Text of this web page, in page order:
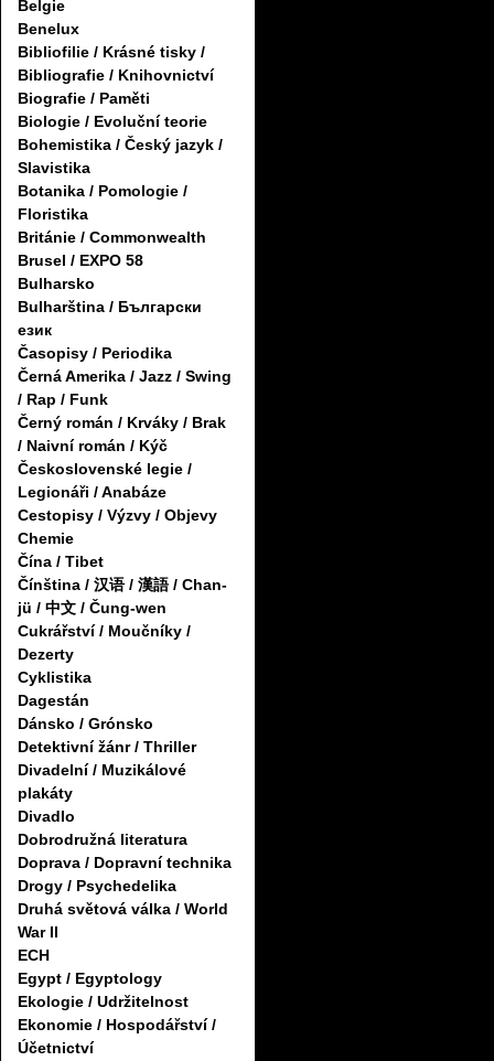
Belgie
Benelux
Bibliofilie / Krásné tisky /
Bibliografie / Knihovnictví
Biografie / Paměti
Biologie / Evoluční teorie
Bohemistika / Český jazyk /
Slavistika
Botanika / Pomologie /
Floristika
Británie / Commonwealth
Brusel / EXPO 58
Bulharsko
Bulharština / Български
език
Časopisy / Periodika
Černá Amerika / Jazz / Swing
/ Rap / Funk
Černý román / Krváky / Brak
/ Naivní román / Kýč
Československé legie /
Legionáři / Anabáze
Cestopisy / Výzvy / Objevy
Chemie
Čína / Tibet
Čínština / 汉语 / 漢語 / Chan-
jü / 中文 / Čung-wen
Cukrářství / Moučníky /
Dezerty
Cyklistika
Dagestán
Dánsko / Grónsko
Detektivní žánr / Thriller
Divadelní / Muzikálové
plakáty
Divadlo
Dobrodružná literatura
Doprava / Dopravní technika
Drogy / Psychedelika
Druhá světová válka / World
War II
ECH
Egypt / Egyptology
Ekologie / Udržitelnost
Ekonomie / Hospodářství /
Účetnictví